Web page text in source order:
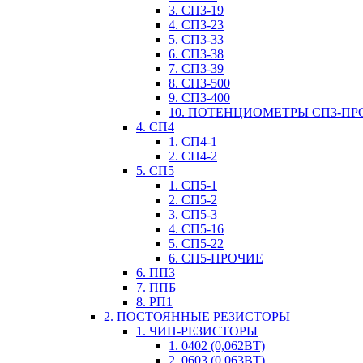
3. СП3-19
4. СП3-23
5. СП3-33
6. СП3-38
7. СП3-39
8. СП3-500
9. СП3-400
10. ПОТЕНЦИОМЕТРЫ СП3-
4. СП4
1. СП4-1
2. СП4-2
5. СП5
1. СП5-1
2. СП5-2
3. СП5-3
4. СП5-16
5. СП5-22
6. СП5-ПРОЧИЕ
6. ПП3
7. ППБ
8. РП1
2. ПОСТОЯННЫЕ РЕЗИСТОРЫ
1. ЧИП-РЕЗИСТОРЫ
1. 0402 (0,062ВТ)
2. 0603 (0,063ВТ)